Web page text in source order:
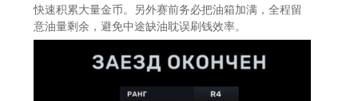
快速积累大量金币。另外赛前务必把油箱加满，全程留
意油量剩余，避免中途缺油耽误刷钱效率。